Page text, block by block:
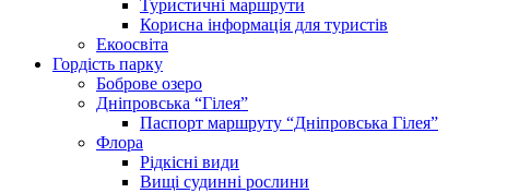
Туристичні маршрути
Корисна інформація для туристів
Екоосвіта
Гордість парку
Боброве озеро
Дніпровська “Гілея”
Паспорт маршруту “Дніпровська Гілея”
Флора
Рідкісні види
Вищі судинні рослини